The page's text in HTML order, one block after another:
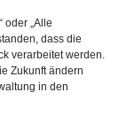
oder „Alle
dass die
verarbeitet werden.
Zukunft ändern
in den
im
Einstieg in
des